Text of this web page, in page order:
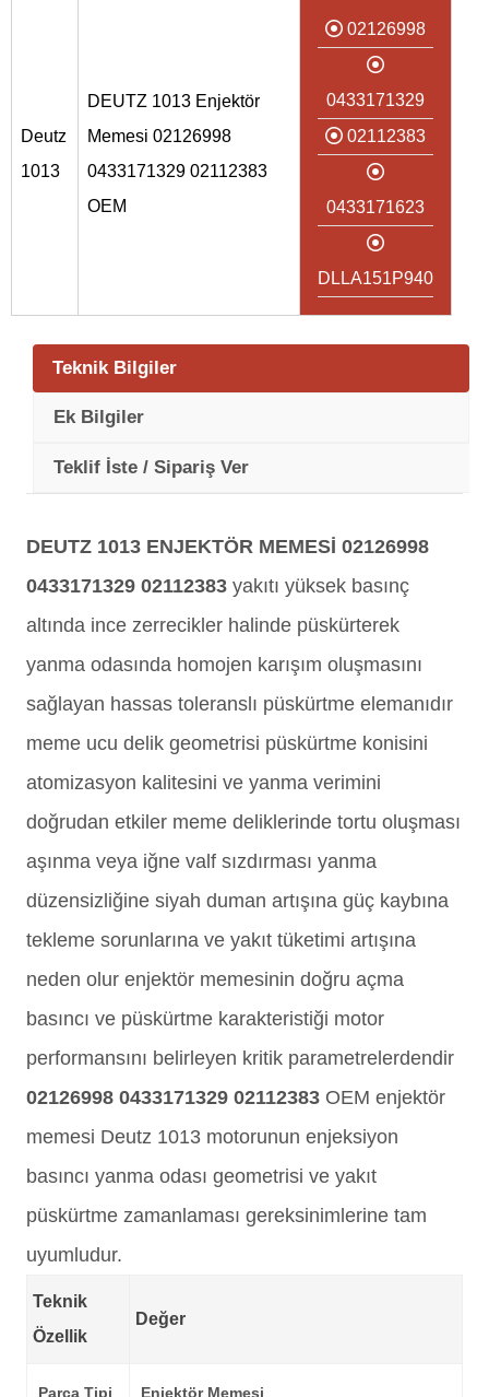
Deutz
1013
DEUTZ 1013 Enjektör
Memesi 02126998
0433171329 02112383
OEM
02126998
0433171329
02112383
0433171623
DLLA151P940
Teknik Bilgiler
Ek Bilgiler
Teklif İste / Sipariş Ver
DEUTZ 1013 ENJEKTÖR MEMESİ 02126998
0433171329 02112383 yakıtı yüksek basınç
altında ince zerrecikler halinde püskürterek
yanma odasında homojen karışım oluşmasını
sağlayan hassas toleranslı püskürtme elemanıdır
meme ucu delik geometrisi püskürtme konisini
atomizasyon kalitesini ve yanma verimini
doğrudan etkiler meme deliklerinde tortu oluşması
aşınma veya iğne valf sızdırması yanma
düzensizliğine siyah duman artışına güç kaybına
tekleme sorunlarına ve yakıt tüketimi artışına
neden olur enjektör memesinin doğru açma
basıncı ve püskürtme karakteristiği motor
performansını belirleyen kritik parametrelerdendir
02126998 0433171329 02112383 OEM enjektör
memesi Deutz 1013 motorunun enjeksiyon
basıncı yanma odası geometrisi ve yakıt
püskürtme zamanlaması gereksinimlerine tam
uyumludur.
Teknik
Özellik
Değer
Parça Tipi Enjektör Memesi